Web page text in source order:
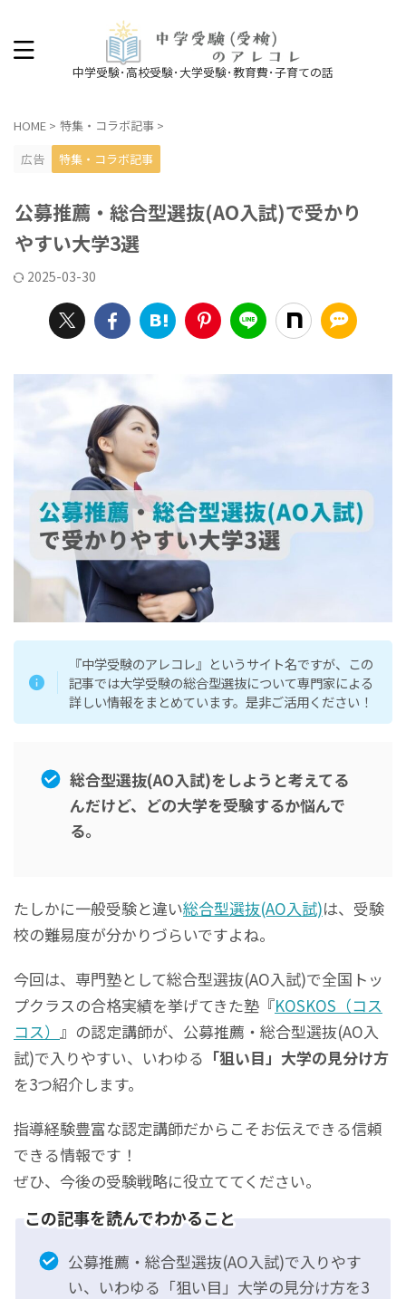
中学受験･高校受験･大学受験･教育費･子育ての話
HOME > 特集・コラボ記事 >
広告
特集・コラボ記事
公募推薦・総合型選抜(AO入試)で受かり
やすい大学3選
2025-03-30
『中学受験のアレコレ』というサイト名ですが、この
記事では大学受験の総合型選抜について専門家による
詳しい情報をまとめています。是非ご活用ください！
総合型選抜(AO入試)をしようと考えてる
んだけど、どの大学を受験するか悩んで
る。
たしかに一般受験と違い総合型選抜(AO入試)は、受験
校の難易度が分かりづらいですよね。
今回は、専門塾として総合型選抜(AO入試)で全国トッ
プクラスの合格実績を挙げてきた塾『KOSKOS（コス
コス） 』の認定講師が、公募推薦・総合型選抜(AO入
試)で入りやすい、いわゆる 「狙い目」大学の見分け方
を3つ紹介します。
指導経験豊富な認定講師だからこそお伝えできる信頼
できる情報です！
ぜひ、今後の受験戦略に役立ててください。
この記事を読んでわかること
公募推薦・総合型選抜(AO入試)で入りやす
い、いわゆる「狙い目」大学の見分け方を3